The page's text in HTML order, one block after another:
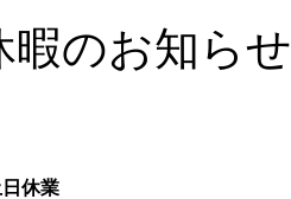
暇のお知らせ
休業